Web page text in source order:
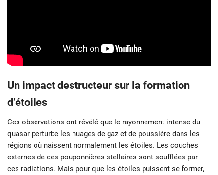
Un impact destructeur sur la formation
d’étoiles
Ces observations ont révélé que le rayonnement intense du
quasar perturbe les nuages de gaz et de poussière dans les
régions où naissent normalement les étoiles. Les couches
externes de ces pouponnières stellaires sont soufflées par
ces radiations. Mais pour que les étoiles puissent se former,